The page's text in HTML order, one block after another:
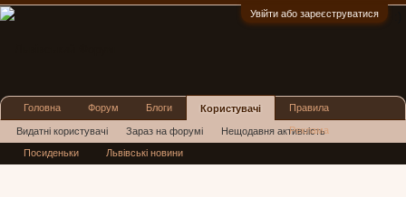
Увійти або зареєструватися
Головна Форум Блоги Користувачі
Видатні користувачі Зараз на форумі Нещодавня активність
Нові повідомлення профілю
Правила
Реклама
Посиденьки Львівські новини